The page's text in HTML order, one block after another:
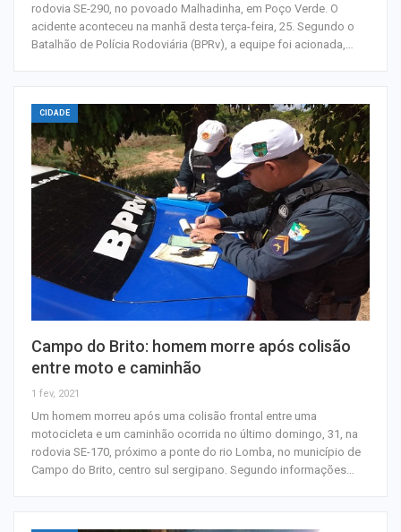
rodovia SE-290, no povoado Malhadinha, em Poço Verde. O
acidente aconteceu na manhã desta terça-feira, 25. Segundo o
Batalhão de Polícia Rodoviária (BPRv), a equipe foi acionada,…
CIDADE
Campo do Brito: homem morre após colisão
entre moto e caminhão
1 fev, 2021
Um homem morreu após uma colisão frontal entre uma
motocicleta e um caminhão ocorrida no último domingo, 31, na
rodovia SE-170, próximo a ponte do rio Lomba, no município de
Campo do Brito, centro sul sergipano. Segundo informações…